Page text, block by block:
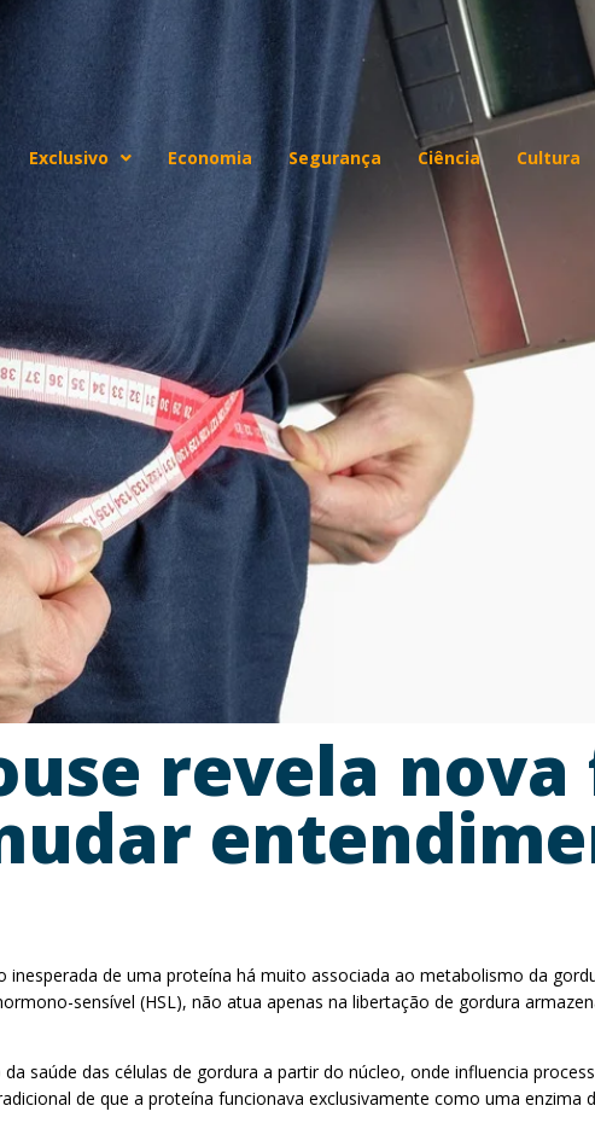
Exclusivo Economia Segurança Ciência Cultura
revela
de uma proteína há muito associada ao metabolismo da
sensível (HSL), não atua apenas na libertação de gordura
saúde das células de gordura a partir do núcleo, onde influencia
de que a proteína funcionava exclusivamente como uma enzima